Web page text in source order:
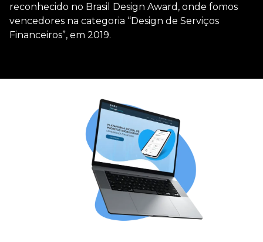
reconhecido no Brasil Design Award, onde fomos
vencedores na categoria “Design de Serviços
Financeiros”, em 2019.